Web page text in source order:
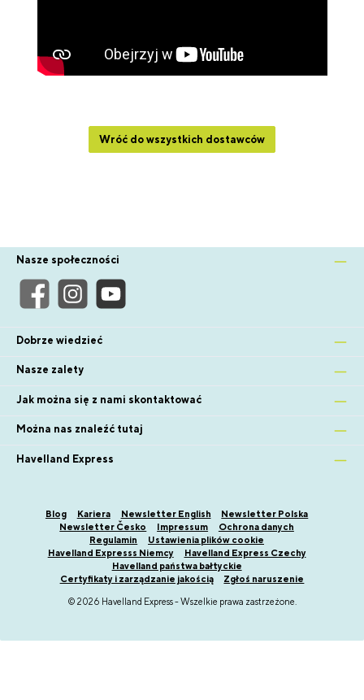
Wróć do wszystkich dostawców
Nasze społeczności
Dobrze wiedzieć
Nasze zalety
Jak można się z nami skontaktować
Można nas znaleźć tutaj
Havelland Express
Blog Kariera Newsletter English
Newsletter Polska
Newsletter Česko
Impressum
Ochrona danych
Regulamin
Ustawienia plików cookie
Havelland Expresss Niemcy
Havelland Express Czechy
Havelland państwa bałtyckie
Certyfikaty i zarządzanie jakością
Zgłoś naruszenie
© 2026 Havelland Express - Wszelkie prawa zastrzeżone.